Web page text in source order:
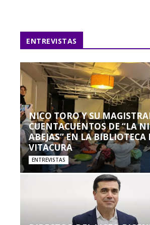
ENTREVISTAS
NICO TORO Y SU
CUENTACUENTOS DE “LA
ABEJAS” EN LA BIBLIOTECA
VITACURA
ENTREVISTAS